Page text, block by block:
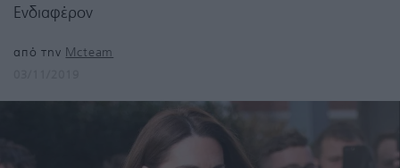
Ενδιαφέρον
από την Mcteam